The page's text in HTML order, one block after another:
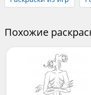
Похожие